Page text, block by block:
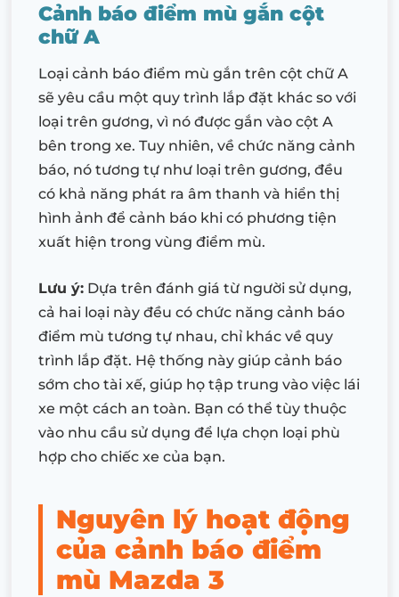
Cảnh báo điểm mù gắn cột
chữ A
Loại cảnh báo điểm mù gắn trên cột chữ A
sẽ yêu cầu một quy trình lắp đặt khác so với
loại trên gương, vì nó được gắn vào cột A
bên trong xe. Tuy nhiên, về chức năng cảnh
báo, nó tương tự như loại trên gương, đều
có khả năng phát ra âm thanh và hiển thị
hình ảnh để cảnh báo khi có phương tiện
xuất hiện trong vùng điểm mù.
Lưu ý: Dựa trên đánh giá từ người sử dụng,
cả hai loại này đều có chức năng cảnh báo
điểm mù tương tự nhau, chỉ khác về quy
trình lắp đặt. Hệ thống này giúp cảnh báo
sớm cho tài xế, giúp họ tập trung vào việc lái
xe một cách an toàn. Bạn có thể tùy thuộc
vào nhu cầu sử dụng để lựa chọn loại phù
hợp cho chiếc xe của bạn.
Nguyên lý hoạt động
của cảnh báo điểm
mù Mazda 3